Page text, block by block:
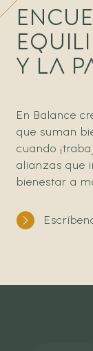
y la
En Balance
que suman
cuando
alianzas que
bienestar a